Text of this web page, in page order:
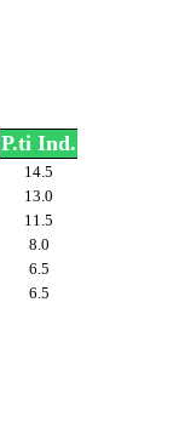
P.ti Ind.
14.5
13.0
11.5
8.0
6.5
6.5